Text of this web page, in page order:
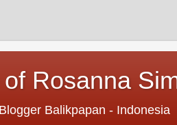
of Rosanna
Balikpapan - Indonesia